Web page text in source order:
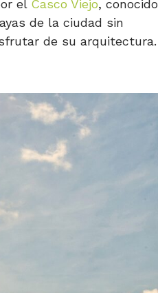
el Casco Viejo, conocido
de la ciudad sin
de su arquitectura.